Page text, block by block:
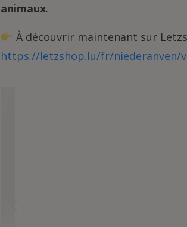
animaux.
À découvrir maintenant sur
https://letzshop.lu/fr/niederanven/